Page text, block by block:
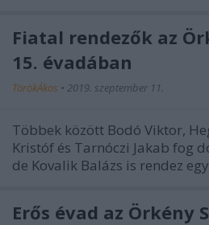
Fiatal rendezők az
15. évadában
TörökÁkos • 2019. szeptember 11.
Többek között Bodó Viktor,
Kristóf és Tarnóczi Jakab fog
de Kovalik Balázs is rendez
Erős évad az Örkény